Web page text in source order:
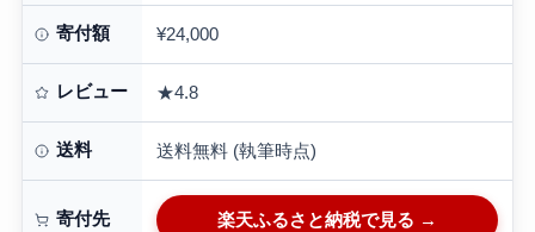
寄付額 ¥24,000
レビュー ★4.8
送料 送料無料 (執筆時点)
寄付先 楽天ふるさと納税で見る →